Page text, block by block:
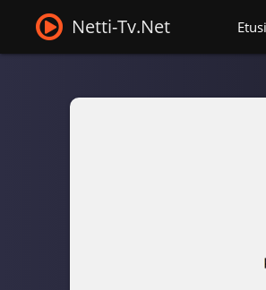
Netti-Tv.Net